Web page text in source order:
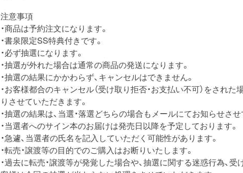
注意事項
・商品は予約注文になります。
・書泉限定SS特典付きです。
・必ず抽選になります。
・抽選が外れた場合は通常の商品の発送になります。
・抽選の結果にかかわらず、キャンセルはできません。
・お客様都合のキャンセル（受け取り拒否・お支払い不可）をされ
りさせていただきます。
・抽選の結果は、当選・落選どちらの場合もメールにてお知らせさせ
・当選者へのサイン本のお届けは発売日以降を予定しております。
・急遽、当選者の氏名を記入していただく可能性があります。
・転売・譲渡等の目的でのご購入はお断りいたします。
・過去に転売・譲渡等が発覚した場合や、抽選に関する迷惑行為、